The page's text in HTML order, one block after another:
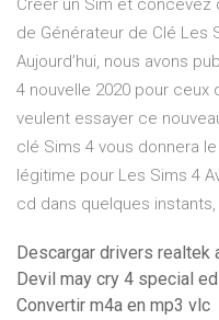
Créer un Sim et concevez
de Générateur de Clé Les
Aujourd’hui, nous avons
4 nouvelle 2020 pour ceux
veulent essayer ce
clé Sims 4 vous donnera
légitime pour Les Sims 4
cd dans quelques
Descargar drivers
Devil may cry 4 special
Convertir m4a en mp3 vlc